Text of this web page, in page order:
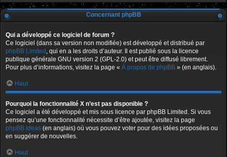
Concernant phpBB
Qui a développé ce logiciel de forum ?
Ce logiciel (dans sa version non modifiée) est développé et distribué par
phpBB Limited , qui en a les droits d’auteur. Il est publié sous la licence
publique générale GNU version 2 (GPL-2.0) et peut être diffusé librement.
Pour plus d’informations, visitez la page « À propos de phpBB » (en anglais).
Haut
Pourquoi la fonctionnalité X n’est pas disponible ?
Ce logiciel a été développé et mis sous licence par phpBB Limited. Si vous
pensez qu’une fonctionnalité nécessite d’être ajoutée, visitez la page
phpBB Ideas (en anglais) où vous pouvez voter pour des idées proposées ou
en suggérer de nouvelles.
Haut